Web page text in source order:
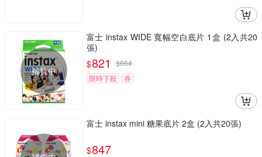
補貨中
富士 instax WIDE 寬幅空白底片 1盒 (2入共20
張)
$821 $864
限時下殺
券
富士 instax mini 糖果底片 2盒 (2入共20張)
$847